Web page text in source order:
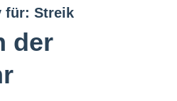
für: Streik
der